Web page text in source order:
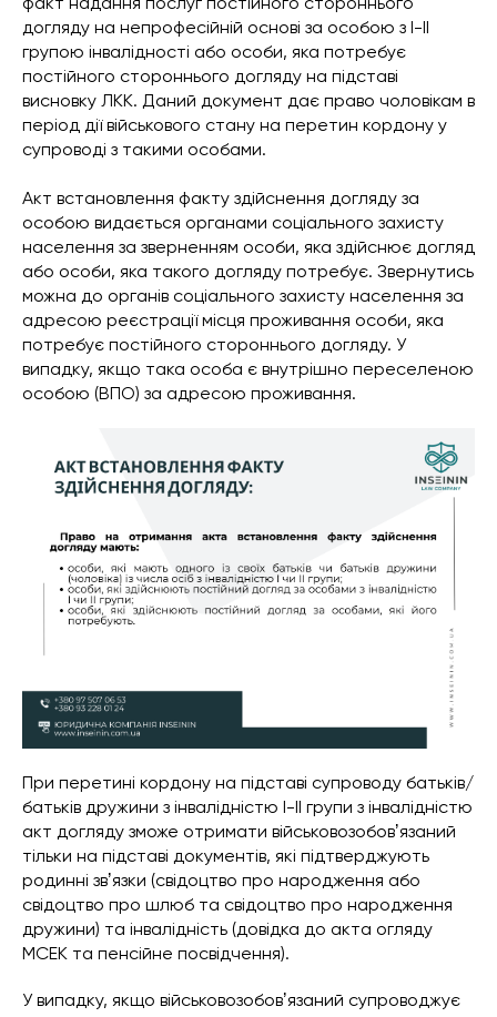
догляду на непрофесійній основі за особою з І-ІІ
групою інвалідності або особи, яка потребує
постійного стороннього догляду на підставі
висновку ЛКК. Даний документ дає право чоловікам в
період дії військового стану на перетин кордону у
супроводі з такими особами.
Акт встановлення факту здійснення догляду за
особою видається органами соціального захисту
населення за зверненням особи, яка здійснює догляд
або особи, яка такого догляду потребує. Звернутись
можна до органів соціального захисту населення за
адресою реєстрації місця проживання особи, яка
потребує постійного стороннього догляду. У
випадку, якщо така особа є внутрішно переселеною
особою (ВПО) за адресою проживання.
При перетині кордону на підставі супроводу батьків/
батьків дружини з інвалідністю І-ІІ групи з інвалідністю
акт догляду зможе отримати військовозобовʼязаний
тільки на підставі документів, які підтверджують
родинні звʼязки (свідоцтво про народження або
свідоцтво про шлюб та свідоцтво про народження
дружини) та інвалідність (довідка до акта огляду
МСЕК та пенсійне посвідчення).
У випадку, якщо військовозобовʼязаний супроводжує